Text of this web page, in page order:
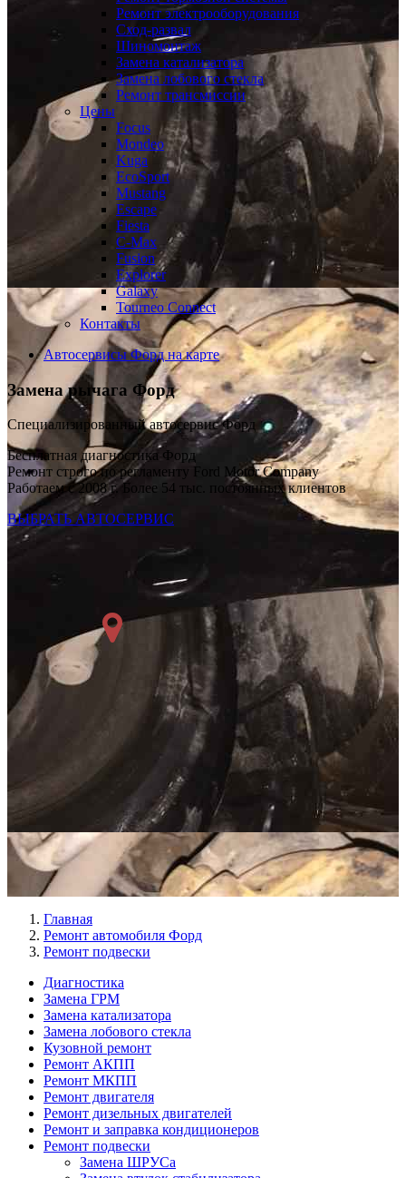
Ремонт электрооборудования
Сход-развал
Шиномонтаж
Замена катализатора
Замена лобового стекла
Ремонт трансмиссии
Цены
Focus
Mondeo
Kuga
EcoSport
Mustang
Escape
Fiesta
C-Max
Fusion
Explorer
Galaxy
Tourneo Connect
Контакты
Автосервисы Форд на карте
Замена рычага Форд
Специализированный автосервис Форд
Бесплатная диагностика Форд
Ремонт строго по регламенту Ford Motor Company
Работаем с 2008 г. Более 54 тыс. постоянных клиентов
ВЫБРАТЬ АВТОСЕРВИС
Главная
Ремонт автомобиля Форд
Ремонт подвески
Меню
Ремонт
слева
Диагностика
Замена ГРМ
Замена катализатора
Замена лобового стекла
Кузовной ремонт
Ремонт АКПП
Ремонт МКПП
Ремонт двигателя
Ремонт дизельных двигателей
Ремонт и заправка кондиционеров
Ремонт подвески
Замена ШРУСа